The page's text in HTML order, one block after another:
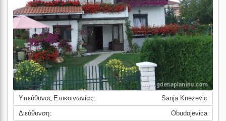
Υπεύθυνος Επικοινωνίας:
Sanja Knezevic
Διεύθυνση:
Obudojevica